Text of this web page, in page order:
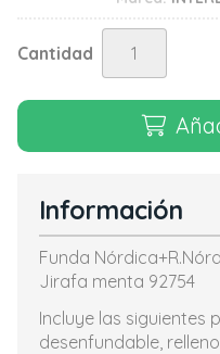
Cantidad
Información
Funda
Jirafa menta 92754
Incluye las siguientes
desenfundable,